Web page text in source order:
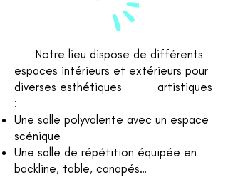
Notre lieu dispose de différents
espaces intérieurs et extérieurs pour
diverses esthétiques artistiques
:
Une salle polyvalente avec un espace
scénique
Une salle de répétition équipée en
backline, table, canapés…